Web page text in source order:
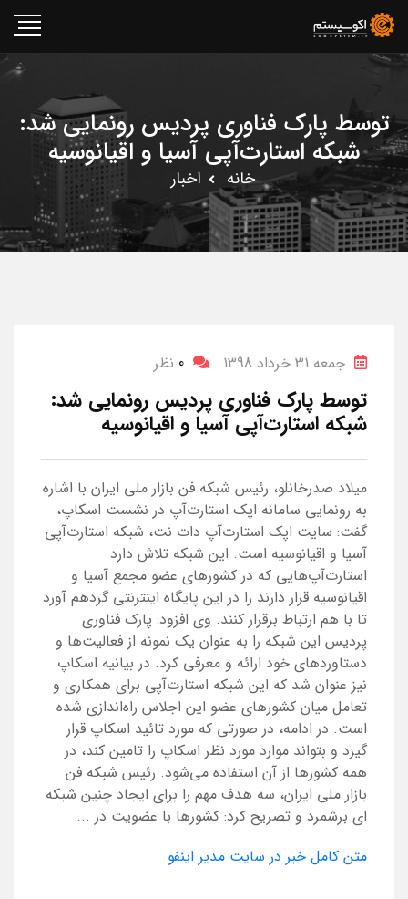
توسط پارک فناوری پردیس رونمایی شد:
شبکه استارت‌آپی آسیا و اقیانوسیه
خانه اخبار
جمعه 31 خرداد 1398 0 نظر
توسط پارک فناوری پردیس رونمایی شد:
شبکه استارت‌آپی آسیا و اقیانوسیه
میلاد صدرخانلو، رئیس شبکه فن بازار ملی ایران با اشاره
به رونمایی سامانه اپک استارت‌آپ در نشست اسکاپ،
گفت: سایت اپک استارت‌آپ دات نت، شبکه استارت‌آپی
آسیا و اقیانوسیه است. این شبکه تلاش دارد
استارت‌آپ‌هایی که در کشورهای عضو مجمع آسیا و
اقیانوسیه قرار دارند را در این پایگاه اینترنتی گردهم آورد
تا با هم ارتباط برقرار کنند. وی افزود: پارک فناوری
پردیس این شبکه را به عنوان یک نمونه از فعالیت‌ها و
دستاوردهای خود ارائه و معرفی کرد. در بیانیه اسکاپ
نیز عنوان شد که این شبکه استارت‌آپی برای همکاری و
تعامل میان کشورهای عضو این اجلاس راه‌اندازی شده
است. در ادامه، در صورتی که مورد تائید اسکاپ قرار
گیرد و بتواند موارد مورد نظر اسکاپ را تامین کند، در
همه کشورها از آن استفاده می‌شود. رئیس شبکه فن
بازار ملی ایران، سه هدف مهم را برای ایجاد چنین شبکه
ای برشمرد و تصریح کرد: کشورها با عضویت در ...
متن کامل خبر در سایت مدیر اینفو